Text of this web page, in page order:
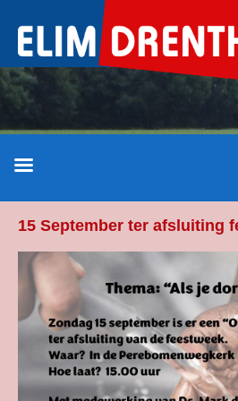
naar
inhoud
15 September ter afsluiting